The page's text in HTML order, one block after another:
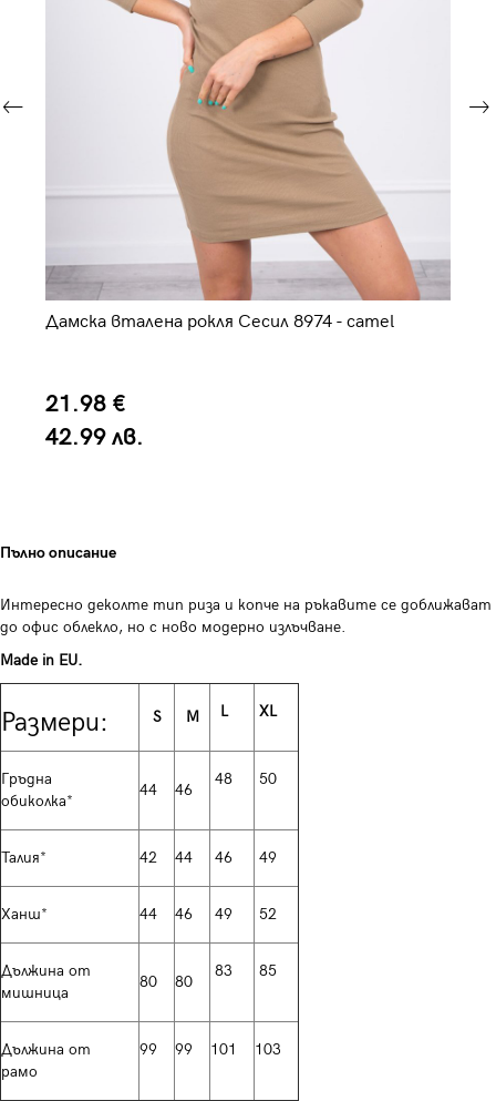
Дамска вталена рокля Сесил 8974 - camel
21.98 €
42.99 лв.
Пълно описание
Интересно деколте тип риза и копче на ръкавите се доближават
до офис облекло, но с ново модерно излъчване.
Made in EU.
Размери: S M L XL
Гръдна
обиколка*
44 46
48 50
Талия* 42 44 46 49
Ханш* 44 46 49 52
Дължина от
мишница
80 80
83 85
Дължина от
рамо
99 99 101 103